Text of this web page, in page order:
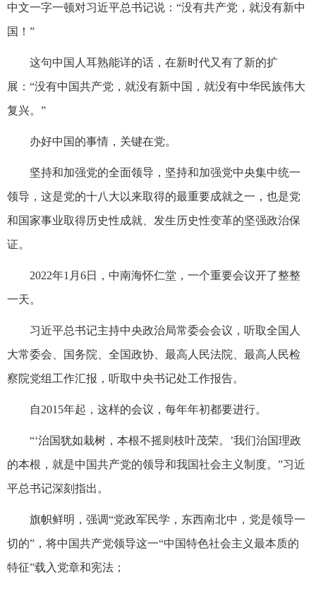
中文一字一顿对习近平总书记说：“没有共产党，就没有新中
国！”
这句中国人耳熟能详的话，在新时代又有了新的扩
展：“没有中国共产党，就没有新中国，就没有中华民族伟大
复兴。”
办好中国的事情，关键在党。
坚持和加强党的全面领导，坚持和加强党中央集中统一
领导，这是党的十八大以来取得的最重要成就之一，也是党
和国家事业取得历史性成就、发生历史性变革的坚强政治保
证。
2022年1月6日，中南海怀仁堂，一个重要会议开了整整
一天。
习近平总书记主持中央政治局常委会会议，听取全国人
大常委会、国务院、全国政协、最高人民法院、最高人民检
察院党组工作汇报，听取中央书记处工作报告。
自2015年起，这样的会议，每年年初都要进行。
“‘治国犹如栽树，本根不摇则枝叶茂荣。’我们治国理政
的本根，就是中国共产党的领导和我国社会主义制度。”习近
平总书记深刻指出。
旗帜鲜明，强调“党政军民学，东西南北中，党是领导一
切的”，将中国共产党领导这一“中国特色社会主义最本质的
特征”载入党章和宪法；